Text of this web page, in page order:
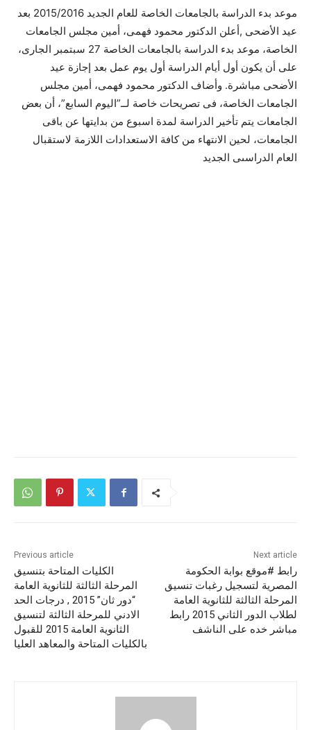
موعد بدء الدراسة بالجامعات الخاصة للعام الجديد 2015/2016 بعد
عيد الأضحى ,أعلن الدكتور محمود فهمى، أمين مجلس الجامعات
الخاصة، موعد بدء الدراسة بالجامعات الخاصة 27 سبتمبر الجارى،
على أن يكون أول أيام الدراسة أول يوم عمل بعد إجازة عيد
الأضحى مباشرة. وأضاف الدكتور محمود فهمى، أمين مجلس
الجامعات الخاصة، فى تصريحات خاصة لــ”اليوم السابع”، أن بعض
الجامعات يتم تأخير الدراسة لمدة اسبوع من بدايتها عن باقى
الجامعات، لحين الانتهاء من كافة الاستعدادات اللازمة لاستقبال
العام الدراسىى الجديد
Previous article
الكليات المتاحة بتنسيق
المرحلة الثالثة للثانوية العامة
“دور ثان” 2015 , درجات الحد
الادني للمرحلة الثالثة لتنسيق
الثانوية العامة 2015 للقبول
بالكليات المتاحة والمعاهد العليا
Next article
رابط #موقع بوابة الحكومة
المصرية لتسجيل رغبات تنسيق
المرحلة الثالثة للثانوية العامة
لطلاب الدور الثاني 2015 رابط
مباشر خده على الناشف